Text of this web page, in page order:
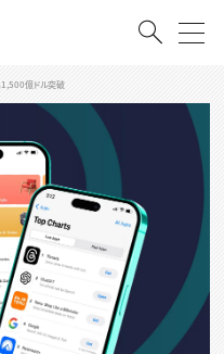
会員登録
億ドル突破